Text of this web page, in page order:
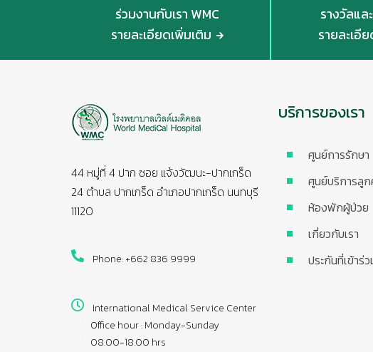
ร่วมงานกับเรา WMC
รายละเอียดเพิ่มเติม
รางวัลแล
รายละเอี
44 หมู่ที่ 4 ปาก ซอย แจ้งวัฒนะ-ปากเกร็ด
24 ตำบล ปากเกร็ด อำเภอปากเกร็ด นนทบุรี
11120
Phone: +662 836 9999
International Medical Service Center
Office hour : Monday-Sunday
08.00-18.00 hrs
บริการของเรา
ศูนย์การรักษา
ศูนย์บริการลูก
ห้องพักผู้ป่วย
เกี่ยวกับเรา
ประกันที่เข้าร่